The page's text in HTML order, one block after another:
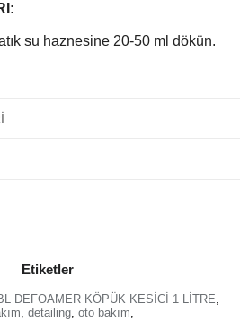
su haznesine 20-50 ml dökün.
miktarla aynı miktarı
Etiketler
DEFOAMER KÖPÜK KESİCİ 1 LİTRE,
, detailing, oto bakım,